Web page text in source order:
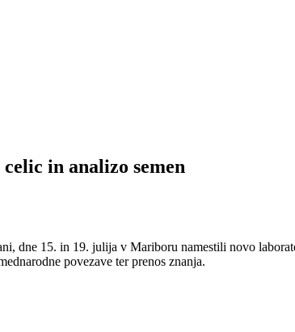
in analizo semen
15. in 19. julija v Mariboru namestili novo
povezave ter prenos znanja.